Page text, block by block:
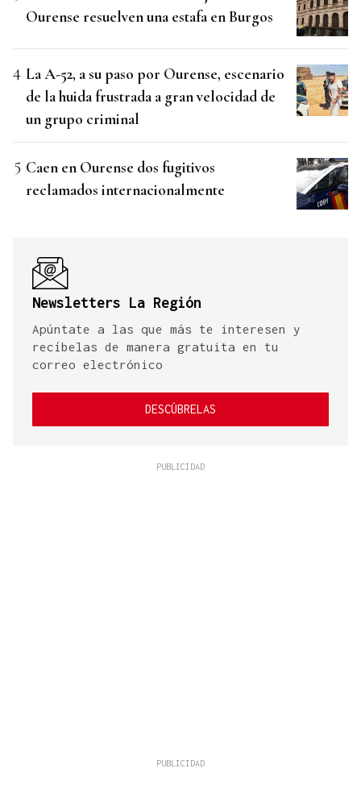
Ourense resuelven una estafa en Burgos
La A-52, a su paso por Ourense, escenario
de la huida frustrada a gran velocidad de
un grupo criminal
Caen en Ourense dos fugitivos
reclamados internacionalmente
Newsletters La Región
Apúntate a las que más te interesen y
recíbelas de manera gratuita en tu
correo electrónico
DESCÚBRELAS